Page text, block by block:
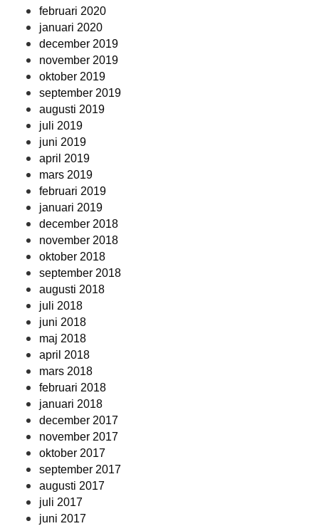
februari 2020
januari 2020
december 2019
november 2019
oktober 2019
september 2019
augusti 2019
juli 2019
juni 2019
april 2019
mars 2019
februari 2019
januari 2019
december 2018
november 2018
oktober 2018
september 2018
augusti 2018
juli 2018
juni 2018
maj 2018
april 2018
mars 2018
februari 2018
januari 2018
december 2017
november 2017
oktober 2017
september 2017
augusti 2017
juli 2017
juni 2017